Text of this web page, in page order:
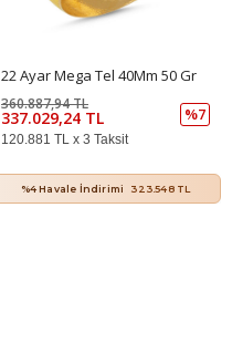
22 Ayar Mega Tel 40Mm 50 Gr
337.029,24 TL
360.887,94 TL
%7
120.881 TL x 3 Taksit
%4 Havale İndirimi 323.548 TL